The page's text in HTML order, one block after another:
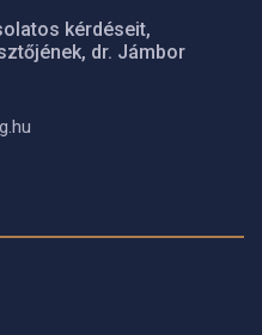
kérdéseit,
dr. Jámbor